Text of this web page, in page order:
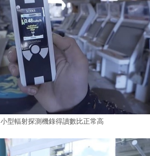
小型輻射探測機錄得讀數比正常高